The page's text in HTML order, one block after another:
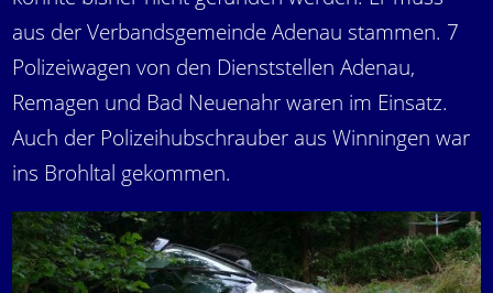
aus der Verbandsgemeinde Adenau stammen. 7
Polizeiwagen von den Dienststellen Adenau,
Remagen und Bad Neuenahr waren im Einsatz.
Auch der Polizeihubschrauber aus Winningen war
ins Brohltal gekommen.